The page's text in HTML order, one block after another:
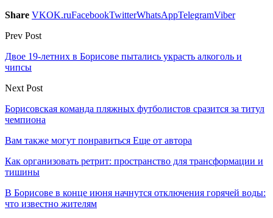
Share VKOK.ruFacebookTwitterWhatsAppTelegramViber
Prev Post
Двое 19-летних в Борисове пытались украсть алкоголь и
чипсы
Next Post
Борисовская команда пляжных футболистов сразится за титул
чемпиона
Вам также могут понравиться Еще от автора
Как организовать ретрит: пространство для трансформации и
тишины
В Борисове в конце июня начнутся отключения горячей воды:
что известно жителям